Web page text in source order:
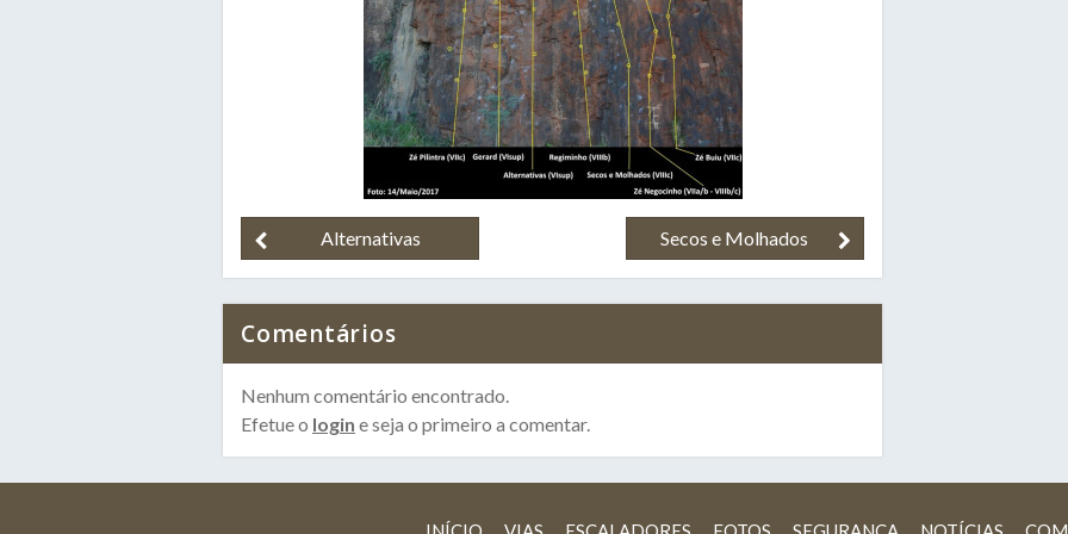
Alternativas Secos e Molhados
Comentários
Nenhum comentário encontrado.
Efetue o login e seja o primeiro a comentar.